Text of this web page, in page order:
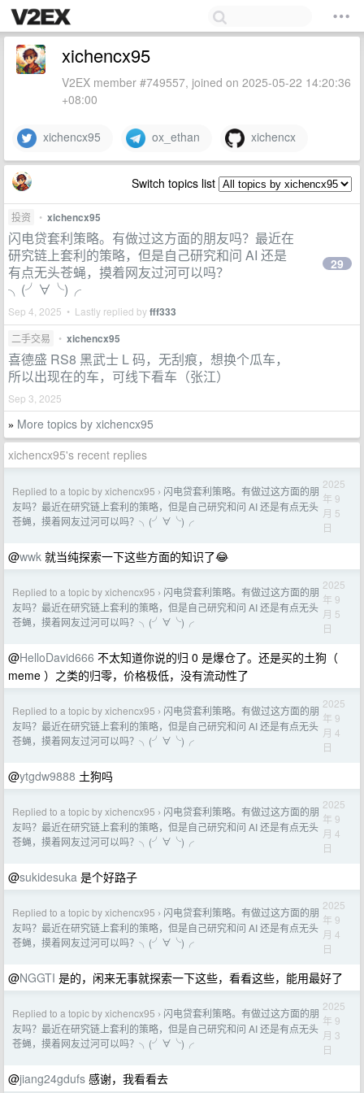
xichencx95
V2EX member #749557, joined on 2025-05-22 14:20:36
+08:00
xichencx95 ox_ethan xichencx
Switch topics list
投资 • xichencx95
闪电贷套利策略。有做过这方面的朋友吗？最近在
研究链上套利的策略，但是自己研究和问 AI 还是
有点无头苍蝇，摸着网友过河可以吗？
╮(╯∀╰)╭
Sep 4, 2025 • Lastly replied byfff333
29
二手交易 • xichencx95
喜德盛 RS8 黑武士 L 码，无刮痕，想换个瓜车，
所以出现在的车，可线下看车（张江）
Sep 3, 2025
» More topics by xichencx95
xichencx95's recent replies
Replied to a topic by xichencx95 › 闪电贷套利策略。有做过这方面的朋
友吗？最近在研究链上套利的策略，但是自己研究和问 AI 还是有点无头
苍蝇，摸着网友过河可以吗？╮(╯∀╰)╭
2025
年 9
月 5
日
@wwk 就当纯探索一下这些方面的知识了😂
Replied to a topic by xichencx95 › 闪电贷套利策略。有做过这方面的朋
友吗？最近在研究链上套利的策略，但是自己研究和问 AI 还是有点无头
苍蝇，摸着网友过河可以吗？╮(╯∀╰)╭
2025
年 9
月 5
日
@HelloDavid666 不太知道你说的归 0 是爆仓了。还是买的土狗（
meme ）之类的归零，价格极低，没有流动性了
Replied to a topic by xichencx95 › 闪电贷套利策略。有做过这方面的朋
友吗？最近在研究链上套利的策略，但是自己研究和问 AI 还是有点无头
苍蝇，摸着网友过河可以吗？╮(╯∀╰)╭
2025
年 9
月 4
日
@ytgdw9888 土狗吗
Replied to a topic by xichencx95 › 闪电贷套利策略。有做过这方面的朋
友吗？最近在研究链上套利的策略，但是自己研究和问 AI 还是有点无头
苍蝇，摸着网友过河可以吗？╮(╯∀╰)╭
2025
年 9
月 4
日
@sukidesuka 是个好路子
Replied to a topic by xichencx95 › 闪电贷套利策略。有做过这方面的朋
友吗？最近在研究链上套利的策略，但是自己研究和问 AI 还是有点无头
苍蝇，摸着网友过河可以吗？╮(╯∀╰)╭
2025
年 9
月 4
日
@NGGTI 是的，闲来无事就探索一下这些，看看这些，能用最好了
Replied to a topic by xichencx95 › 闪电贷套利策略。有做过这方面的朋
友吗？最近在研究链上套利的策略，但是自己研究和问 AI 还是有点无头
苍蝇，摸着网友过河可以吗？╮(╯∀╰)╭
2025
年 9
月 3
日
@jiang24gdufs 感谢，我看看去